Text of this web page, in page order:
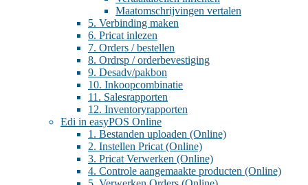
Maatomschrijvingen vertalen
5. Verbinding maken
6. Pricat inlezen
7. Orders / bestellen
8. Ordrsp / orderbevestiging
9. Desadv/pakbon
10. Inkoopcombinatie
11. Salesrapporten
12. Inventoryrapporten
Edi in easyPOS Online
1. Bestanden uploaden (Online)
2. Instellen Pricat (Online)
3. Pricat Verwerken (Online)
4. Controle aangemaakte producten (Online)